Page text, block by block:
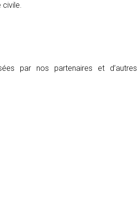
civile.
par nos partenaires et d’autres